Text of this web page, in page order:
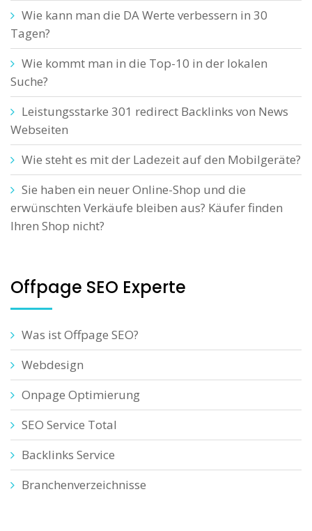
Wie kann man die DA Werte verbessern in 30
Tagen?
Wie kommt man in die Top-10 in der lokalen
Suche?
Leistungsstarke 301 redirect Backlinks von News
Webseiten
Wie steht es mit der Ladezeit auf den Mobilgeräte?
Sie haben ein neuer Online-Shop und die
erwünschten Verkäufe bleiben aus? Käufer finden
Ihren Shop nicht?
Offpage SEO Experte
Was ist Offpage SEO?
Webdesign
Onpage Optimierung
SEO Service Total
Backlinks Service
Branchenverzeichnisse